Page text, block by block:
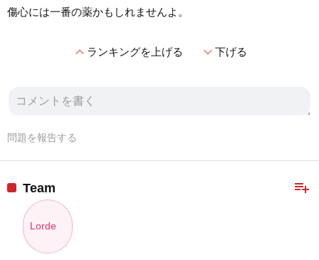
傷心には一番の薬かもしれませんよ。
expand_lessランキングを上げる expand_more下げる
問題を報告する
playlist_add
Team
Lorde